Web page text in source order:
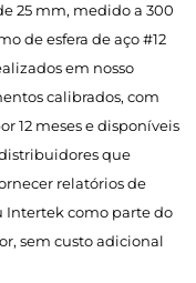
25 mm, medido a 300
de esfera de aço #12
em nosso
calibrados, com
12 meses e disponíveis
que
relatórios de
Intertek como parte do
sem custo adicional